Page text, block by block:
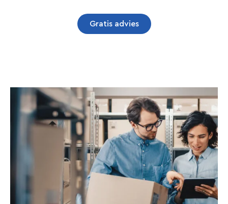
Gratis advies
TCOG IMR
Bent u in staat om orders te beheren die
binnenkomen vanuit verschillende kanalen? Heeft u
een 100% accuraat realtime overzicht van uw
voorraad op verschillende locaties terwijl u via
verschillende kanalen verkoopt? Integratie met al